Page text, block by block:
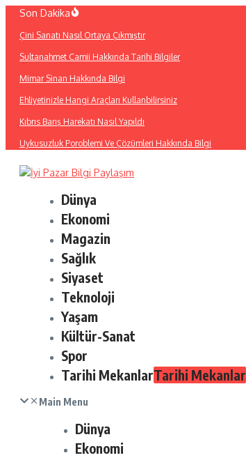
İçeriğe
Son Dakika
Çini Sanatı Nasıl Ortaya Çıkmıştır
Sultanahmet Camii Hakkında Tarihi Bilgiler
Mimar Sinan Hakkında Bilgi
Ehliyetinizle Hangi Araçları Kullanbilirsiniz
Kıbrıs Barış Harekatı Nasıl Yapıldı
Uykusuzluk Poroblemi Ve Çözümleri Hakkında Bilgi
Dünya
Ekonomi
Magazin
Sağlık
Siyaset
Teknoloji
Yaşam
Kültür-Sanat
Spor
Tarihi MekanlarTarihi Mekanlar
Main Menu
Dünya
Ekonomi